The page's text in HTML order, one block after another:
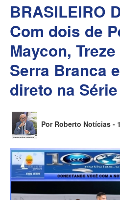
BRASILEIRO
Com dois de
Maycon,
Serra Branca
direto na
Por Roberto Notícias -